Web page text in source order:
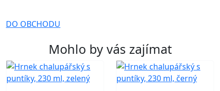
DO OBCHODU
Mohlo by vás zajímat